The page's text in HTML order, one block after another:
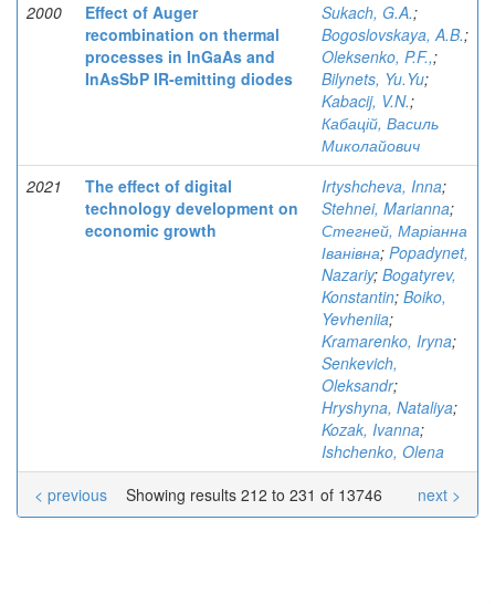
2000
Effect of Auger
recombination on thermal
processes in InGaAs and
InAsSbP IR-emitting diodes
Sukach, G.A.;
Bogoslovskaya, A.B.;
Oleksenko, P.F.,;
Bilynets, Yu.Yu;
Kabacij, V.N.;
Кабацій, Василь
Миколайович
2021
The effect of digital
technology development on
economic growth
Irtyshcheva, Inna;
Stehnei, Marianna;
Стегней, Маріанна
Іванівна; Popadynet,
Nazariy; Bogatyrev,
Konstantin; Boiko,
Yevheniia;
Kramarenko, Iryna;
Senkevich,
Oleksandr;
Hryshyna, Nataliya;
Kozak, Ivanna;
Ishchenko, Olena
Showing results 212 to 231 of 13746
< previous next >